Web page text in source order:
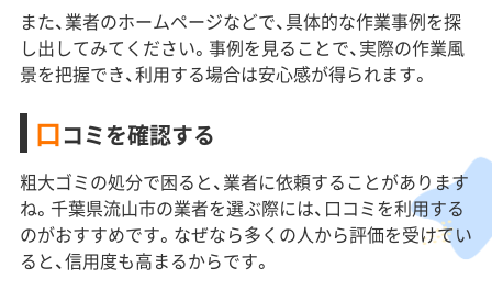
また、業者のホームページなどで、具体的な作業事例を探
し出してみてください。事例を見ることで、実際の作業風
景を把握でき、利用する場合は安心感が得られます。
口コミを確認する
粗大ゴミの処分で困ると、業者に依頼することがあります
ね。千葉県流山市の業者を選ぶ際には、口コミを利用する
のがおすすめです。なぜなら多くの人から評価を受けてい
ると、信用度も高まるからです。